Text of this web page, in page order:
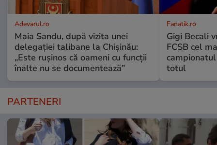
Adevarul.ro
Maia Sandu, după vizita unei
delegației talibane la Chișinău:
„Este rușinos că oameni cu funcții
înalte nu se documentează”
Fanatik.ro
Gigi Becali
FCSB cel
totul
PARTENERI